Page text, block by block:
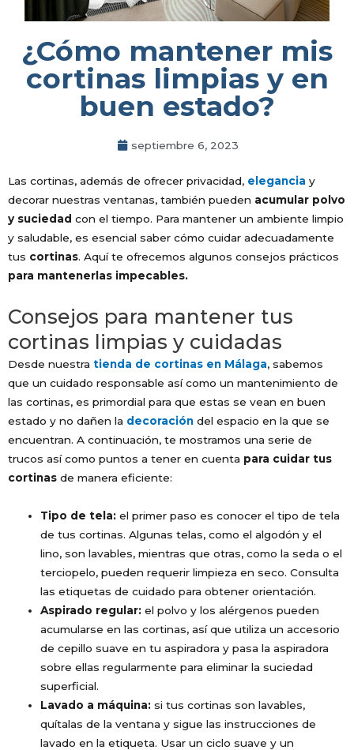
¿Cómo mantener mis
cortinas limpias y en
buen estado?
septiembre 6, 2023
Las cortinas, además de ofrecer privacidad, elegancia y
decorar nuestras ventanas, también pueden acumular polvo
y suciedad con el tiempo. Para mantener un ambiente limpio
y saludable, es esencial saber cómo cuidar adecuadamente
tus cortinas. Aquí te ofrecemos algunos consejos prácticos
para mantenerlas impecables.
Consejos para mantener tus
cortinas limpias y cuidadas
Desde nuestra tienda de cortinas en Málaga, sabemos
que un cuidado responsable así como un mantenimiento de
las cortinas, es primordial para que estas se vean en buen
estado y no dañen la decoración del espacio en la que se
encuentran. A continuación, te mostramos una serie de
trucos así como puntos a tener en cuenta para cuidar tus
cortinas de manera eficiente:
Tipo de tela: el primer paso es conocer el tipo de tela
de tus cortinas. Algunas telas, como el algodón y el
lino, son lavables, mientras que otras, como la seda o el
terciopelo, pueden requerir limpieza en seco. Consulta
las etiquetas de cuidado para obtener orientación.
Aspirado regular: el polvo y los alérgenos pueden
acumularse en las cortinas, así que utiliza un accesorio
de cepillo suave en tu aspiradora y pasa la aspiradora
sobre ellas regularmente para eliminar la suciedad
superficial.
Lavado a máquina: si tus cortinas son lavables,
quítalas de la ventana y sigue las instrucciones de
lavado en la etiqueta. Usar un ciclo suave y un